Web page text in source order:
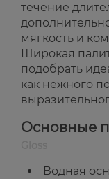
течение
мягкость и
Широкая
подобрать
как нежного
Основные
Водная